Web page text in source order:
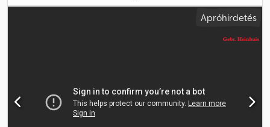
terhelése: 18 000 kg. 2 db kihúzható, összesen 15,4 méteres
meghosszabbítás. Erőátviteles szervókormány, 3 kormányozható
NATO szabványnak megfelel. Méretek: Hosszúság: 13 180 mm.
alkalmazandók minden hirdetésre, ajánlatra és árajánlatra, minden
Heinhuis által kötött megállapodásra, valamint az azok előtti
tárgyalásokra. Bármilyen formájú válaszával elfogadja a Heinhuis
Apróhirdetés